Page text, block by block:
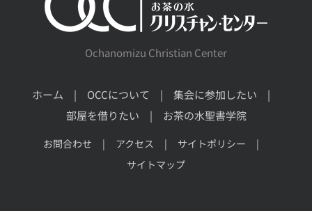
Ochanomizu Christian Center
ホーム OCCについて
集会に参加したい
部屋を借りたい
お茶の水聖書学院
お問合わせ アクセス
サイトポリシー
サイトマップ